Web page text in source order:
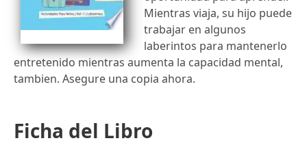
Mientras viaja, su hijo puede
trabajar en algunos
laberintos para mantenerlo
entretenido mientras aumenta la capacidad mental,
tambien. Asegure una copia ahora.
Ficha del Libro